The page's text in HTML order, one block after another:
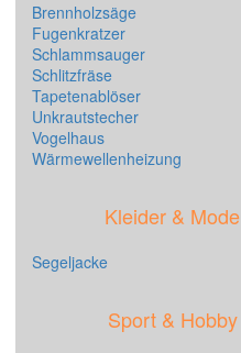
Brennholzsäge
Fugenkratzer
Schlammsauger
Schlitzfräse
Tapetenablöser
Unkrautstecher
Vogelhaus
Wärmewellenheizung
Kleider & Mode
Segeljacke
Sport & Hobby